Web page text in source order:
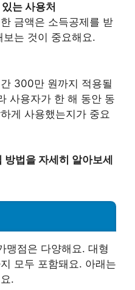
는 사용처
금액은 소득공제를 받
는 것이 중요해요.
300만 원까지 적용될
사용자가 한 해 동안 동
게 사용했는지가 중요
법을 자세히 알아보세
맹점은 다양해요. 대형
모두 포함돼요. 아래는
.